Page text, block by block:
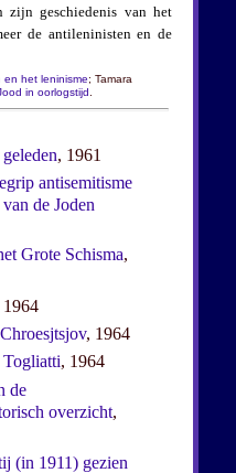
zijn geschiedenis van het
de antileninisten en de
en het leninisme; Tamara
in oorlogstijd.
, 1961
antisemitisme
de Joden
Grote Schisma,
1964
, 1964
Togliatti, 1964
de
overzicht,
(in 1911) gezien